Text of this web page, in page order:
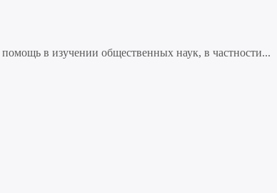
в изучении общественных наук, в частности...